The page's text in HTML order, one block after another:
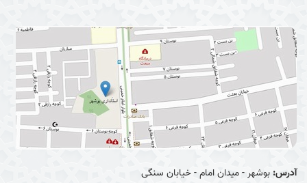
آدرس: بوشهر - میدان امام - خیابان سنگی